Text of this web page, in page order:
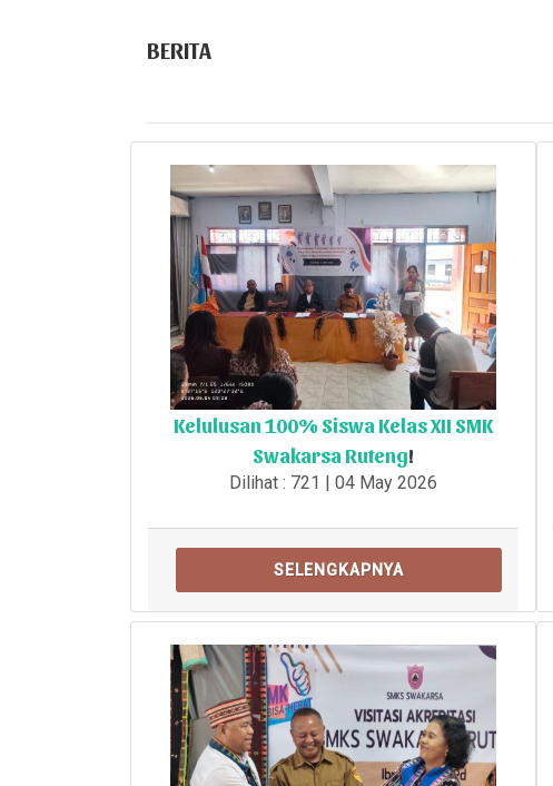
BERITA
Kelulusan 100% Siswa Kelas XII SMK
Swakarsa Ruteng!
Dilihat : 721 | 04 May 2026
SELENGKAPNYA